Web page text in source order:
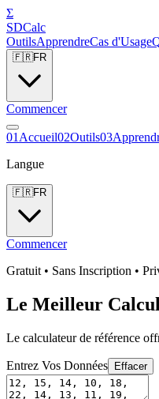
Σ
SDCalc
OutilsApprendreCas d'Usage
🇫🇷FR
Commencer
01 Accueil02Outils03
Langue
🇫🇷FR
Commencer
Gratuit • Sans Inscription •
Le Meilleur
Le calculateur de référence
Entrez Vos Données Effacer